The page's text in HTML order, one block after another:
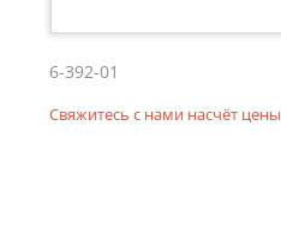
6-392-01
Свяжитесь с нами насчёт цены